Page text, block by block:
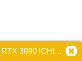
ĐẶT MUA VGA INNO3D GEFORCE RTX 3090 ICHILL X3